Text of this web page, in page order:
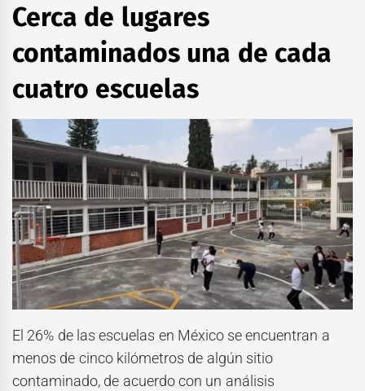
Cerca de lugares
contaminados una de cada
cuatro escuelas
El 26% de las escuelas en México se encuentran a
menos de cinco kilómetros de algún sitio
contaminado, de acuerdo con un análisis